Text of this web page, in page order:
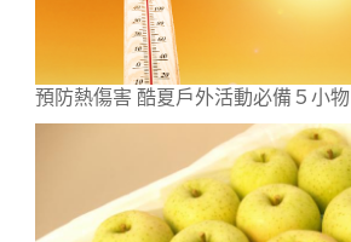
預防熱傷害 酷夏戶外活動必備５小物